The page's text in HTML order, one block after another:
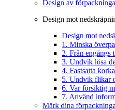
Design av
Design mot
Design mot
1. Minska
2. Från engångs
3. Undvik lösa
4. Fastsatta
5. Undvik flikar
6. Var försiktig
7. Använd
Märk dina